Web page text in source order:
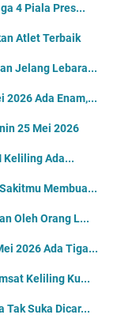
4 Piala Pres...
Atlet Terbaik
Jelang Lebara...
2026 Ada Enam,...
25 Mei 2026
Keliling Ada...
Membua...
Oleh Orang L...
2026 Ada Tiga...
Keliling Ku...
Tak Suka Dicar...